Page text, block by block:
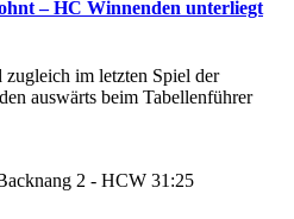
– HC Winnenden unterliegt
im letzten Spiel der
auswärts beim Tabellenführer
2 - HCW 31:25